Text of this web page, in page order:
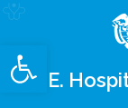
Abrir barra de
E.S.E.